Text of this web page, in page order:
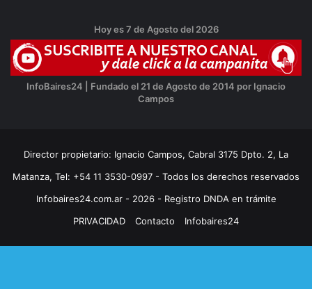
Hoy es 7 de Agosto del 2026
InfoBaires24 | Fundado el 21 de Agosto de 2014 por Ignacio
Campos
Director propietario: Ignacio Campos, Cabral 3175 Dpto. 2, La
Matanza, Tel: +54 11 3530-0997 - Todos los derechos reservados
Infobaires24.com.ar - 2026 - Registro DNDA en trámite
PRIVACIDAD
Contacto Infobaires24